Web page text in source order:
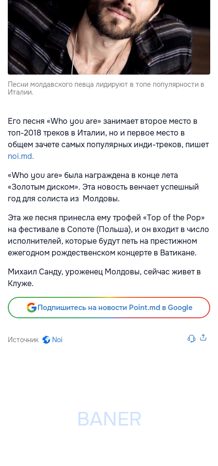
Песни молдавского певца лидируют в топе популярности в
Италии.
Его песня «Who you are» занимает второе место в
топ-2018 треков в Италии, но и первое место в
общем зачете самых популярных инди-треков, пишет
noi.md.
«Who you are» была награждена в конце лета
«Золотым диском». Эта новость венчает успешный
год для солиста из Молдовы.
Эта же песня принесла ему трофей «Top of the Pop»
на фестивале в Сопоте (Польша), и он входит в число
исполнителей, которые будут петь на престижном
ежегодном рождественском концерте в Ватикане.
Михаил Санду, уроженец Молдовы, сейчас живет в
Клуже.
Подпишитесь на новости Point.md в Google
Источник Noi